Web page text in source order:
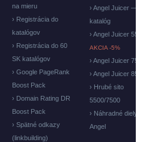
na mieru
› Registrácia do
katalógov
› Registrácia do 60
SK katalógov
› Google PageRank
Boost Pack
› Domain Rating DR
Boost Pack
› Spätné odkazy
(linkbuilding)
› Angel Juicer —
katalóg
› Angel Juicer
AKCIA -5%
› Angel Juicer
› Angel Juicer
› Hrubé sito
5500/7500
› Náhradné diely
Angel